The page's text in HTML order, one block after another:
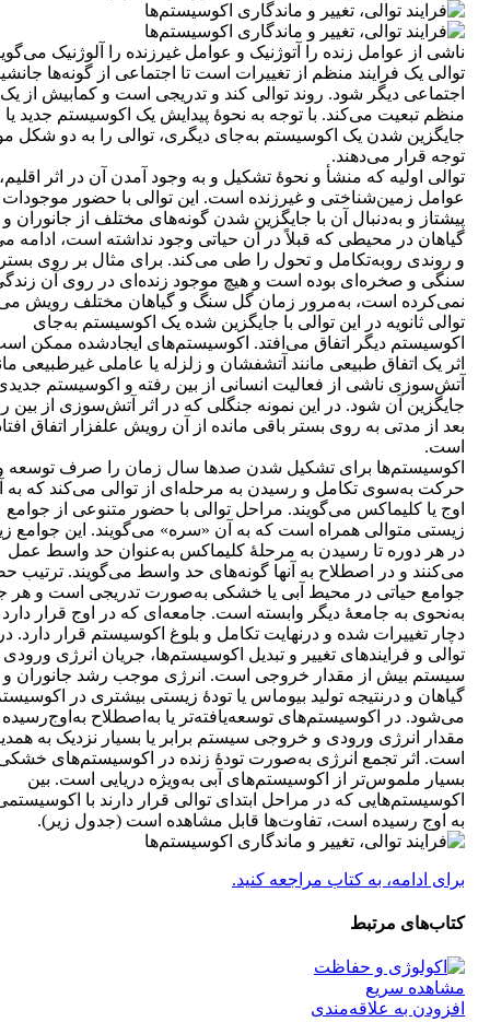
ناشی از عوامل زنده را آتوژنیک و عوامل غیرزنده را آلوژنیک
توالی یک فرایند منظم از تغییرات است تا اجتماعی از گونه‌ها
اجتماعی دیگر شود. روند توالی کند و تدریجی است و کمابیش از
منظم تبعیت می‌کند. با توجه به ‌نحوۀ پیدایش یک اکوسیستم جدید یا
جایگزین شدن یک اکوسیستم به‌جای دیگری، توالی را به دو شکل
توجه قرار می‌دهند.
توالی اولیه که منشأ و نحوۀ تشکیل و به وجود آمدن آن در اثر اقلیم،
عوامل زمین‌شناختی و غیرزنده است. این توالی با حضور موجودات
پیشتاز و به‌دنبال آن با جایگزین شدن گونه‌های مختلف از جانوران و
گیاهان در محیطی که قبلاً در آن حیاتی وجود نداشته است، ادامه
و روندی روبه‌تکامل و تحول را طی می‌کند. برای مثال بر روی
سنگی و صخره‌ای بوده است و هیچ موجود زنده‌ای در روی آن
نمی‌کرده است، به‌مرور زمان گل سنگ و گیاهان مختلف رویش
توالی ثانویه در این توالی با جایگزین شده یک اکوسیستم به‌جای
اکوسیستم دیگر اتفاق می‌افتد. اکوسیستم‌های ایجادشده ممکن
اثر یک اتفاق طبیعی مانند آتشفشان و زلزله یا عاملی غیرطبیعی
آتش‌سوزی ناشی از فعالیت انسانی از بین رفته و اکوسیستم
جایگزین آن شود. در این نمونه جنگلی که در اثر آتش‌سوزی از بین
بعد از مدتی به روی بستر باقی مانده از آن رویش علفزار اتفاق
است.
اکوسیستم‌ها برای تشکیل شدن صدها سال زمان را صرف توسعه
حرکت به‌سوی تکامل و رسیدن به مرحله‌ای از توالی می‌کند که به
اوج یا کلیماکس می‌گویند. مراحل توالی با حضور متنوعی از جوامع
زیستی متوالی همراه است که به آن «سره» می‌گویند. این جوامع
در هر دوره تا رسیدن به مرحلۀ کلیماکس به‌عنوان حد واسط عمل
می‌کنند و در اصطلاح به آنها گونه‌های حد واسط می‌گویند. ترتیب
جوامع حیاتی در محیط آبی یا خشکی به‌صورت تدریجی است و هر
به‌نحوی به جامعۀ دیگر وابسته است. جامعه‌ای که در اوج قرار
دچار تغییرات شده و درنهایت تکامل و بلوغ اکوسیستم قرار دارد.
توالی و فرایندهای تغییر و تبدیل اکوسیستم‌ها، جریان انرژی ورودی
سیستم بیش از مقدار خروجی است. انرژی موجب رشد جانوران و
گیاهان و درنتیجه تولید بیوماس یا تودۀ زیستی بیشتری در
می‌شود. در اکوسیستم‌های توسعه‌یافته‌تر یا به‌اصطلاح به‌اوج‌رسیده
مقدار انرژی ورودی و خروجی سیستم برابر یا بسیار نزدیک به
است. اثر تجمع انرژی به‌صورت تودۀ زنده در اکوسیستم‌های
بسیار ملموس‌تر از اکوسیستم‌های آبی به‌ویژه دریایی است. بین
اکوسیستم‌هایی که در مراحل ابتدای توالی قرار دارند با
به اوج رسیده است، تفاوت‌ها قابل مشاهده است (جدول زیر).
برای ادامه، به کتاب مراجعه کنید.
کتاب‌های مرتبط
مشاهده سریع
افزودن به علاقه‌مندی